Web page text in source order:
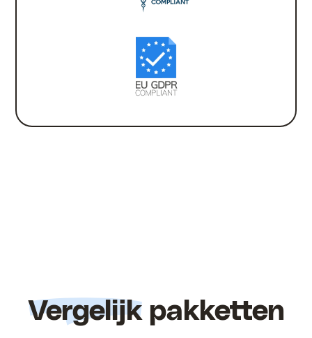
Vergelijkpakketten